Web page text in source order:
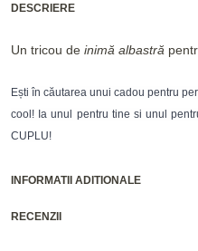
DESCRIERE
Un tricou de inimă albastră
Ești în căutarea unui cadou pentru
cool! Ia unul pentru tine si unul
CUPLU!
INFORMATII ADITIONALE
RECENZII